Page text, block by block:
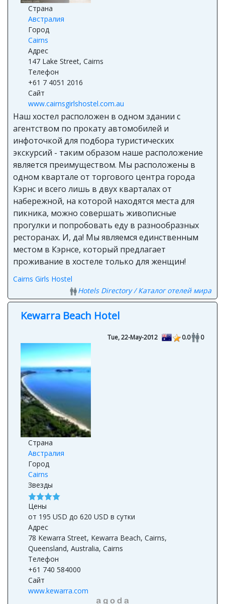
Страна
Австралия
Город
Cairns
Адрес
147 Lake Street, Cairns
Телефон
+61 7 4051 2016
Сайт
www.cairnsgirlshostel.com.au
Наш хостел расположен в одном здании с
агентством по прокату автомобилей и
инфоточкой для подбора туристических
экскурсий - таким образом наше расположение
является преимуществом. Мы расположены в
одном квартале от торгового центра города
Кэрнс и всего лишь в двух кварталах от
набережной, на которой находятся места для
пикника, можно совершать живописные
прогулки и попробовать еду в разнообразных
ресторанах. И, да! Мы являемся единственным
местом в Кэрнсе, который предлагает
проживание в хостеле только для женщин!
Cairns Girls Hostel
Hotels Directory / Каталог отелей мира
Kewarra Beach Hotel
Tue, 22-May-2012 0.0 0
Страна
Австралия
Город
Cairns
Звезды
Цены
от 195 USD до 620 USD в сутки
Адрес
78 Kewarra Street, Kewarra Beach, Cairns,
Queensland, Australia, Cairns
Телефон
+61 740 584000
Сайт
www.kewarra.com